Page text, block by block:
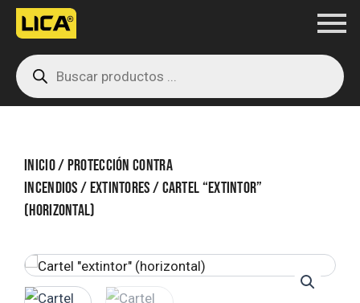
contenido
Products
search
Inicio/Protección contra
incendios/Extintores/ Cartel “Extintor”
(horizontal)